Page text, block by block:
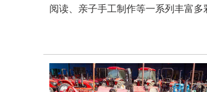
阅读、亲子手工制作等一系列丰富